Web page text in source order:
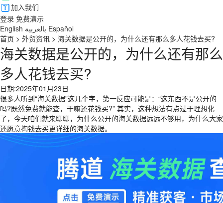
加入我们
登录 免费演示
English بالعربية Español
首页 > 外贸资讯 > 海关数据是公开的，为什么还有那么多人花钱去买?
海关数据是公开的，为什么还有那么
多人花钱去买?
日期:2025年01月23日
很多人听到“海关数据”这几个字，第一反应可能是：“这东西不是公开的
吗?既然免费就能查，干嘛还花钱买?” 其实，这种想法有点过于理想化
了，今天咱们就来聊聊，为什么公开的海关数据远远不够用，为什么大家
还愿意掏钱去买更详细的海关数据。